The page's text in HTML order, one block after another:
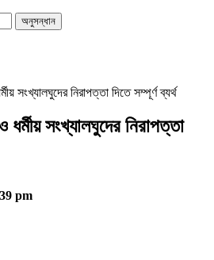
সংখ্যালঘুদের নিরাপত্তা দিতে সম্পূর্ণ ব্যর্থ
সংখ্যালঘুদের নিরাপত্তা
pm